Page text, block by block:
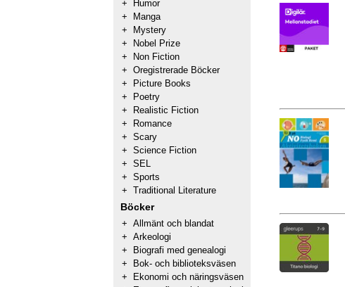
+
Humor
+
Manga
+
Mystery
+
Nobel Prize
+
Non Fiction
+ Oregistrerade Böcker
+
Picture Books
+
Poetry
+
Realistic Fiction
+
Romance
+ Scary
+ Science Fiction
+ SEL
+ Sports
+ Traditional Literature
Böcker
+ Allmänt och blandat
+ Arkeologi
+
Biografi med genealogi
+
Bok- och biblioteksväsen
+
Ekonomi och näringsväsen